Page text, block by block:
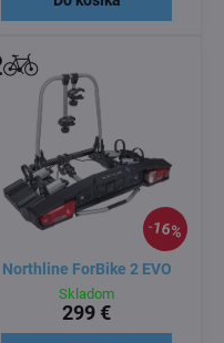
16%
Northline ForBike 2 EVO
Skladom
299 €